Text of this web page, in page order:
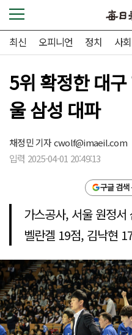
최신 오피니언 정치 사회
5위 확정한 대
울 삼성 대파
채정민 기자 cwolf@imaeil.com
입력 2025-04-01 20:49:13
구글 검색
가스공사, 서울 원정
벨란겔 19점, 김낙현